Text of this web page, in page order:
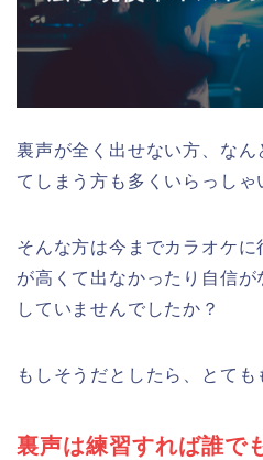
裏声が全く出せない方、なん
てしまう方も多くいらっしゃ
そんな方は今までカラオケ
が高くて出なかったり自信が
していませんでしたか？
もしそうだとしたら、とても
裏声は練習すれば誰で